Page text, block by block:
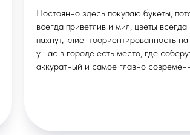
Постоянно здесь покупаю букеты,
всегда приветлив и мил, цветы
пахнут, клиентоориентированность
у нас в городе есть место, где
аккуратный и самое главно
СТУДИЯ ВЕБДИЗАЙНА